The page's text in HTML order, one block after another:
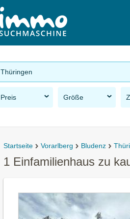
Thüringen
Preis Größe
Startseite Vorarlberg Bludenz
1 Einfamilienhaus zu